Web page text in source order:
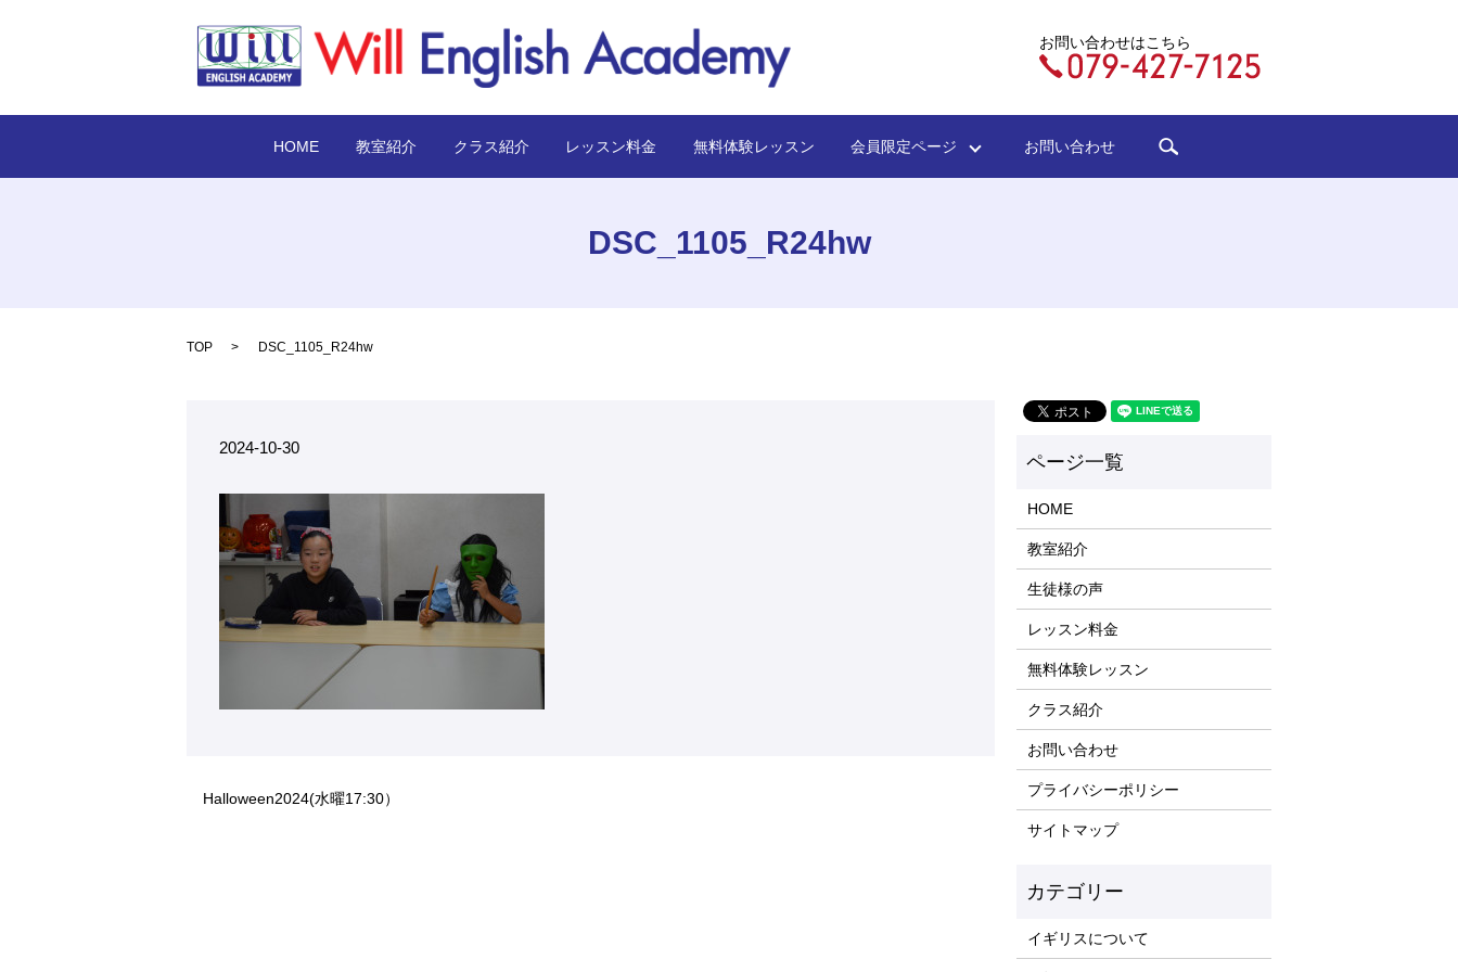
お問い合わせはこちら
HOME 教室紹介 クラス紹介 レッスン料金 無料体験レッスン 会員限定ページ お問い合わせ
DSC_1105_R24hw
TOP DSC_1105_R24hw
2024-10-30
Halloween2024(水曜17:30）
HOME
教室紹介
生徒様の声
レッスン料金
無料体験レッスン
クラス紹介
お問い合わせ
プライバシーポリシー
サイトマップ
イギリスについて